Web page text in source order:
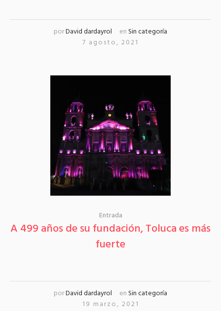
porDavid dardayrol en Sin categoría
7 agosto, 2021
Entrada
A 499 años de su fundación, Toluca es más
fuerte
porDavid dardayrol en Sin categoría
19 marzo, 2021